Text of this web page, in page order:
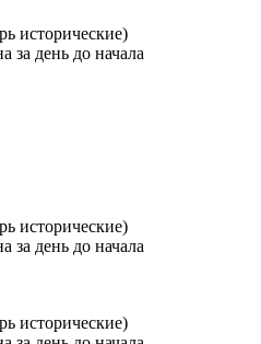
исторические)
за день до начала
исторические)
за день до начала
исторические)